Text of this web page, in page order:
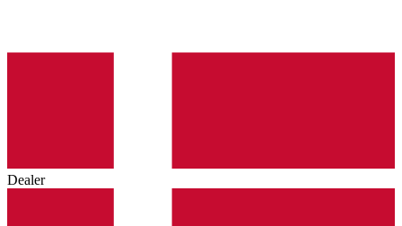
Dealer